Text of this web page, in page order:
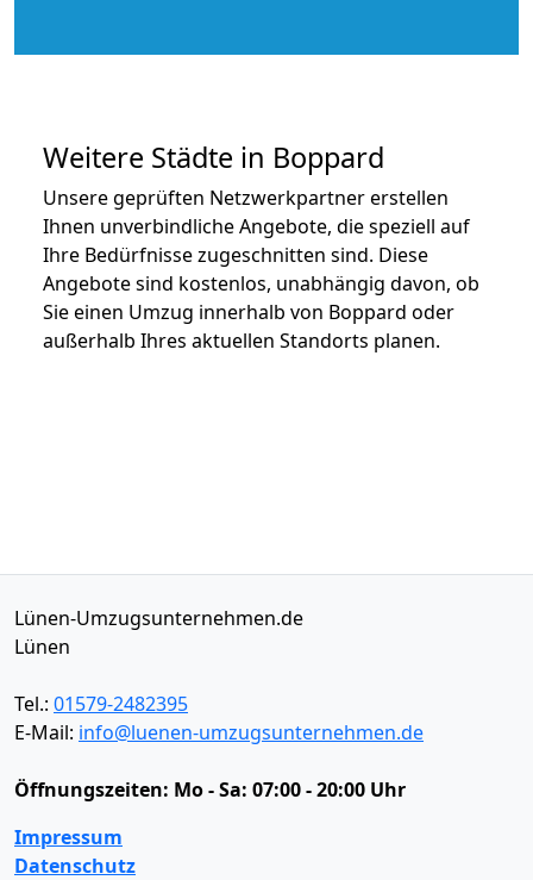
Weitere Städte in Boppard
Unsere geprüften Netzwerkpartner erstellen
Ihnen unverbindliche Angebote, die speziell auf
Ihre Bedürfnisse zugeschnitten sind. Diese
Angebote sind kostenlos, unabhängig davon, ob
Sie einen Umzug innerhalb von Boppard oder
außerhalb Ihres aktuellen Standorts planen.
Lünen-Umzugsunternehmen.de
Lünen
Tel.: 01579-2482395
E-Mail: info@luenen-umzugsunternehmen.de
Öffnungszeiten: Mo - Sa: 07:00 - 20:00 Uhr
Impressum
Datenschutz